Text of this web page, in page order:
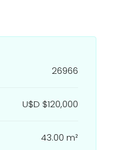
26966
U$D $120,000
43.00 m²